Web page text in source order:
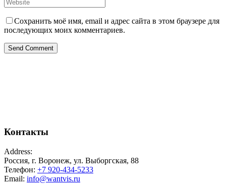
Сохранить моё имя, email и адрес сайта в этом браузере для
последующих моих комментариев.
Send Comment
Контакты
Address:
Россия, г. Воронеж, ул. Выборгская, 88
Телефон: +7 920-434-5233
Email: info@wantvis.ru